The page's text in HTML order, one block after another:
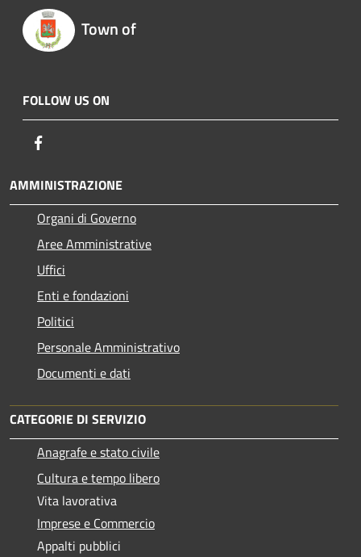
Town of
FOLLOW US ON
AMMINISTRAZIONE
Organi di Governo
Aree Amministrative
Uffici
Enti e fondazioni
Politici
Personale Amministrativo
Documenti e dati
CATEGORIE DI SERVIZIO
Anagrafe e stato civile
Cultura e tempo libero
Vita lavorativa
Imprese e Commercio
Appalti pubblici